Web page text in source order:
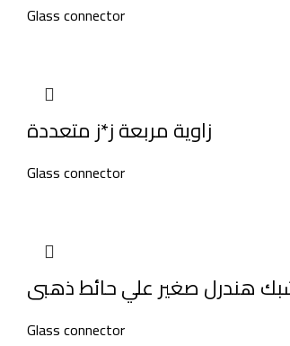
Glass connector
زاوية مربعة ز*ز متعددة
Glass connector
هندرل صغير علي حائط ذهبى
Glass connector